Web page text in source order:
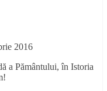
2016
a Pământului, în Istoria